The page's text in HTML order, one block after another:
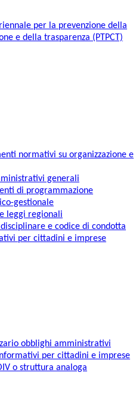
per la prevenzione della
e della trasparenza (PTPCT)
normativi su organizzazione e
generali
di programmazione
gestionale
leggi regionali
e codice di condotta
per cittadini e imprese
obblighi amministrativi
per cittadini e imprese
o struttura analoga